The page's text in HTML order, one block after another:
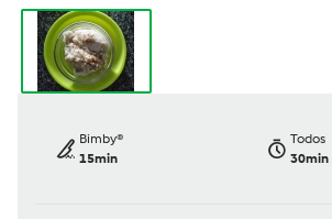
Bimby®
15min
Todos
30min